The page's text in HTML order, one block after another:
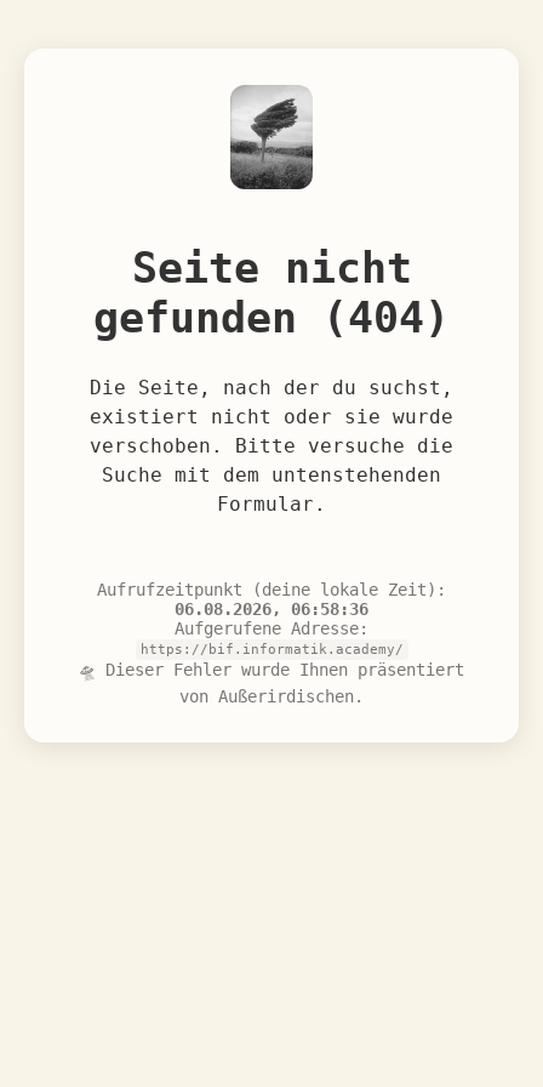
Seite nicht
gefunden (404)
Die Seite, nach der du suchst,
existiert nicht oder sie wurde
verschoben. Bitte versuche die
Suche mit dem untenstehenden
Formular.
Aufrufzeitpunkt (deine lokale Zeit):
06.08.2026, 06:58:36
Aufgerufene Adresse:
https://bif.informatik.academy/
🛸 Dieser Fehler wurde Ihnen präsentiert
von Außerirdischen.